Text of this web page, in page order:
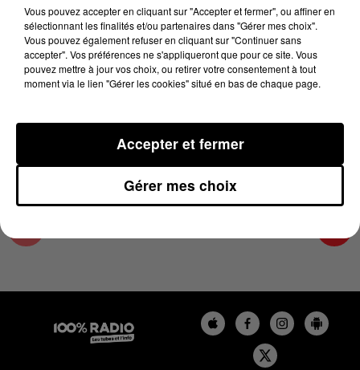
17 mai 2024 - 4 min 10 sec
LES INFOS DE L'ARIEGE DU 17/05/2024 À
08H29
Podcasts infos de l'Ariège
Vous pouvez accepter en cliquant sur "Accepter et fermer", ou affiner en
sélectionnant les finalités et/ou partenaires dans "Gérer mes choix".
Vous pouvez également refuser en cliquant sur "Continuer sans
accepter". Vos préférences ne s'appliqueront que pour ce site. Vous
pouvez mettre à jour vos choix, ou retirer votre consentement à tout
moment via le lien "Gérer les cookies" situé en bas de chaque page.
Gérer mes choix
Accepter et fermer